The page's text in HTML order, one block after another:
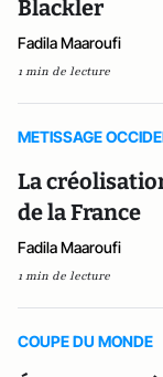
Blackler
Fadila Maaroufi
1 min de lecture
METISSAGE
La
de la France
Fadila Maaroufi
1 min de lecture
COUPE DU MONDE